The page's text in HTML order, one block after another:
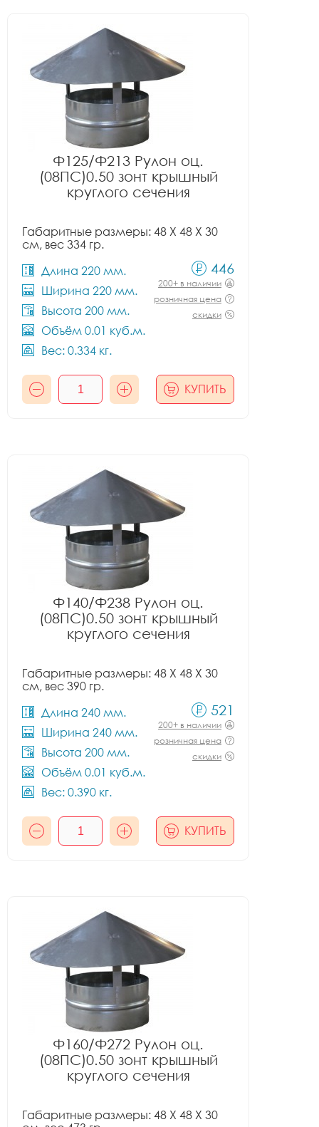
Ф125/Ф213 Рулон оц.
(08ПС)0.50 зонт крышный
круглого сечения
Габаритные размеры: 48 X 48 X 30
см, вес 334 гр.
Длина 220 мм.
Ширина 220 мм.
Высота 200 мм.
Объём 0.01 куб.м.
Вес: 0.334 кг.
446
200+ в наличии
розничная цена
скидки
КУПИТЬ
Ф140/Ф238 Рулон оц.
(08ПС)0.50 зонт крышный
круглого сечения
Габаритные размеры: 48 X 48 X 30
см, вес 390 гр.
Длина 240 мм.
Ширина 240 мм.
Высота 200 мм.
Объём 0.01 куб.м.
Вес: 0.390 кг.
521
200+ в наличии
розничная цена
скидки
КУПИТЬ
Ф160/Ф272 Рулон оц.
(08ПС)0.50 зонт крышный
круглого сечения
Габаритные размеры: 48 X 48 X 30